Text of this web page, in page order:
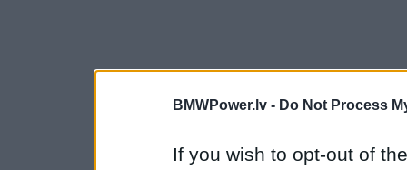
BMWPower.lv - Do Not Process
If you wish to opt-out of